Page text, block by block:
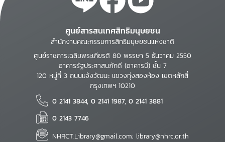
ศูนย์สารสนเทศสิทธิมนุษยชน
สำนักงานคณะกรรมการสิทธิมนุษยชนแห่งชาติ
ศูนย์ราชการเฉลิมพระเกียรติ 80 พรรษา 5 ธันวาคม 2550
อาคารรัฐประศาสนภักดี (อาคารบี) ชั้น 7
120 หมู่ที่ 3 ถนนแจ้งวัฒนะ แขวงทุ่งสองห้อง เขตหลักสี่
กรุงเทพฯ 10210
0 2141 3844, 0 2141 1987, 0 2141 3881
0 2143 7746
NHRCT.Library@gmail.com; library@nhrc.or.th